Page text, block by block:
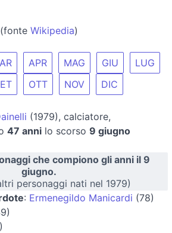
(fonte Wikipedia)
APR MAG GIU
LUG
OTT NOV DIC
(1979), calciatore,
47 annilo scorso 9 giugno
che compiono gli anni il 9
giugno.
personaggi nati nel 1979)
: Ermenegildo Manicardi (78)